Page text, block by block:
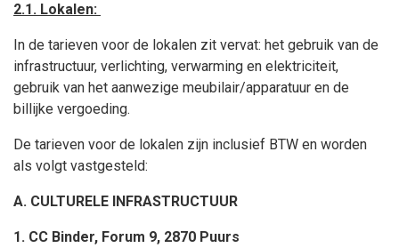
2.1. Lokalen:
In de tarieven voor de lokalen zit vervat: het gebruik van de
infrastructuur, verlichting, verwarming en elektriciteit,
gebruik van het aanwezige meubilair/apparatuur en de
billijke vergoeding.
De tarieven voor de lokalen zijn inclusief BTW en worden
als volgt vastgesteld:
A. CULTURELE INFRASTRUCTUUR
1. CC Binder, Forum 9, 2870 Puurs